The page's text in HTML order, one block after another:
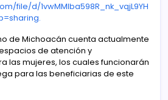
file/d/1vwMMlba598R_nk_vqjL9YH
de Michoacán cuenta actualmente
espacios de atención y
las mujeres, los cuales funcionarán
para las beneficiarias de este